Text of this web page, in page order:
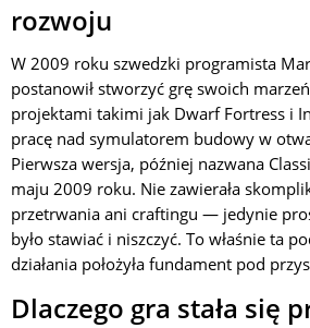
rozwoju
W 2009 roku szwedzki programista
postanowił stworzyć grę swoich
projektami takimi jak Dwarf Fortress i
pracę nad symulatorem budowy w
Pierwsza wersja, później nazwana
maju 2009 roku. Nie zawierała
przetrwania ani craftingu — jedynie
było stawiać i niszczyć. To właśnie ta
działania położyła fundament pod
Dlaczego gra stała się